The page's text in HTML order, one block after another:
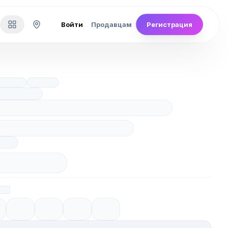
Войти Продавцам Регистрация